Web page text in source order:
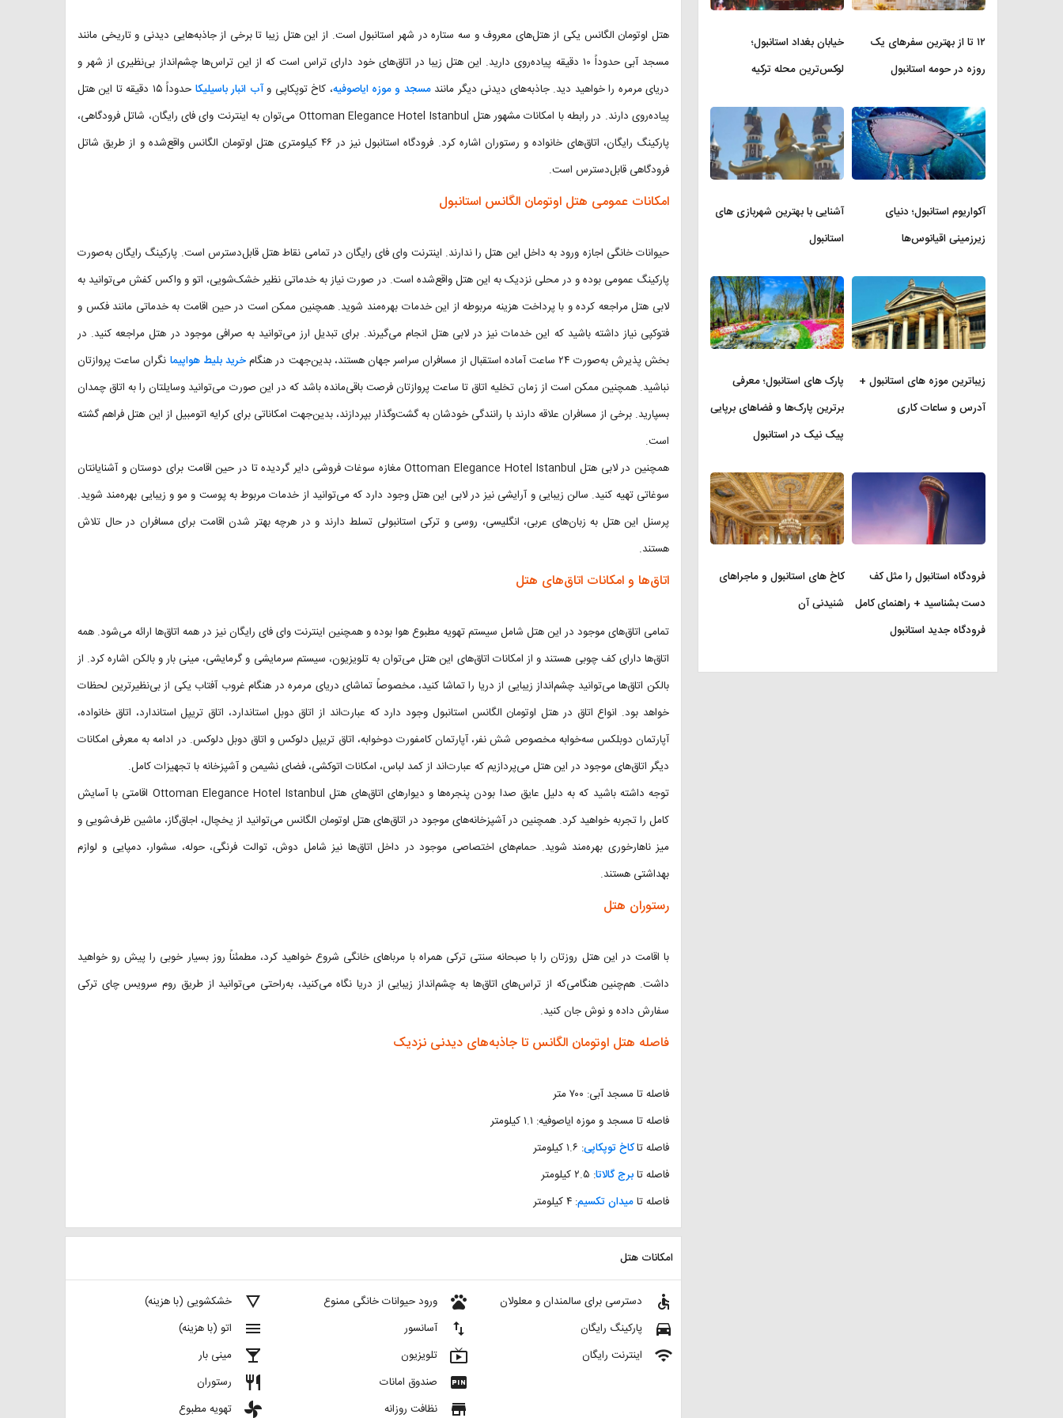
هتل اوتومان الگانس یکی از هتل‌های معروف و سه ستاره در شهر استانبول است. از این هتل زیبا تا برخی از جاذبه‌هایی دیدنی و تاریخی مانند
مسجد آبی حدوداً ۱۰ دقیقه پیاده‌روی دارید. این هتل زیبا در اتاق‌های خود دارای تراس است که از این تراس‌ها چشم‌انداز بی‌نظیری از شهر و
دریای مرمره را خواهید دید. جاذبه‌های دیدنی دیگر مانندمسجد و موزه ایاصوفیه، کاخ توپکاپی وآب انبار باسیلیکا
حدوداً ۱۵ دقیقه تا این هتل
پیاده‌روی دارند. در رابطه با امکانات مشهور هتل Ottoman Elegance Hotel Istanbul می‌توان به اینترنت وای فای رایگان، شاتل فرودگاهی،
پارکینگ رایگان، اتاق‌های خانواده و رستوران اشاره کرد. فرودگاه استانبول نیز در ۴۶ کیلومتری هتل اوتومان الگانس واقع‌شده و از طریق شاتل
فرودگاهی قابل‌دسترس است.
امکانات عمومی هتل اوتومان الگانس استانبول
حیوانات خانگی اجازه ورود به داخل این هتل را ندارند. اینترنت وای فای رایگان در تمامی نقاط هتل قابل‌دسترس است. پارکینگ رایگان به‌صورت
پارکینگ عمومی بوده و در محلی نزدیک به این هتل واقع‌شده است. در صورت نیاز به خدماتی نظیر خشک‌شویی، اتو و واکس کفش می‌توانید به
لابی هتل مراجعه کرده و با پرداخت هزینه مربوطه از این خدمات بهره‌مند شوید. همچنین ممکن است در حین اقامت به خدماتی مانند فکس و
فتوکپی نیاز داشته باشید که این خدمات نیز در لابی هتل انجام می‌گیرند. برای تبدیل ارز می‌توانید به صرافی موجود در هتل مراجعه کنید. در
بخش پذیرش به‌صورت ۲۴ ساعت آماده استقبال از مسافران سراسر جهان هستند، بدین‌جهت در هنگام
خرید بلیط هواپیما نگران ساعت پروازتان
نباشید. همچنین ممکن است از زمان تخلیه اتاق تا ساعت پروازتان فرصت باقی‌مانده باشد که در این صورت می‌توانید وسایلتان را به اتاق چمدان
بسپارید. برخی از مسافران علاقه دارند با رانندگی خودشان به گشت‌وگذار بپردازند، بدین‌جهت امکاناتی برای کرایه اتومبیل از این هتل فراهم گشته
است.
همچنین در لابی هتل Ottoman Elegance Hotel Istanbul مغازه سوغات فروشی دایر گردیده تا در حین اقامت برای دوستان و آشنایانتان
سوغاتی تهیه کنید. سالن زیبایی و آرایشی نیز در لابی این هتل وجود دارد که می‌توانید از خدمات مربوط به پوست و مو و زیبایی بهره‌مند شوید.
پرسنل این هتل به زبان‌های عربی، انگلیسی، روسی و ترکی استانبولی تسلط دارند و در هرچه بهتر شدن اقامت برای مسافران در حال تلاش
هستند.
اتاق‌ها و امکانات اتاق‌های هتل
تمامی اتاق‌های موجود در این هتل شامل سیستم تهویه مطبوع هوا بوده و همچنین اینترنت وای فای رایگان نیز در همه اتاق‌ها ارائه می‌شود. همه
اتاق‌ها دارای کف چوبی هستند و از امکانات اتاق‌های این هتل می‌توان به تلویزیون، سیستم سرمایشی و گرمایشی، مینی بار و بالکن اشاره کرد. از
بالکن اتاق‌ها می‌توانید چشم‌انداز زیبایی از دریا را تماشا کنید، مخصوصاً تماشای دریای مرمره در هنگام غروب آفتاب یکی از بی‌نظیرترین لحظات
خواهد بود. انواع اتاق در هتل اوتومان الگانس استانبول وجود دارد که عبارت‌اند از اتاق دوبل استاندارد، اتاق تریپل استاندارد، اتاق خانواده،
آپارتمان دوبلکس سه‌خوابه مخصوص شش نفر، آپارتمان کامفورت دوخوابه، اتاق تریپل دلوکس و اتاق دوبل دلوکس. در ادامه به معرفی امکانات
دیگر اتاق‌های موجود در این هتل می‌پردازیم که عبارت‌اند از کمد لباس، امکانات اتوکشی، فضای نشیمن و آشپزخانه با تجهیزات کامل.
توجه داشته باشید که به دلیل عایق صدا بودن پنجره‌ها و دیوارهای اتاق‌های هتل Ottoman Elegance Hotel Istanbul اقامتی با آسایش
کامل را تجربه خواهید کرد. همچنین در آشپزخانه‌های موجود در اتاق‌های هتل اوتومان الگانس می‌توانید از یخچال، اجاق‌گاز، ماشین ظرف‌شویی و
میز ناهارخوری بهره‌مند شوید. حمام‌های اختصاصی موجود در داخل اتاق‌ها نیز شامل دوش، توالت فرنگی، حوله، سشوار، دمپایی و لوازم
بهداشتی هستند.
رستوران هتل
با اقامت در این هتل روزتان را با صبحانه سنتی ترکی همراه با مرباهای خانگی شروع خواهید کرد، مطمئناً روز بسیار خوبی را پیش رو خواهید
داشت. هم‌چنین هنگامی‌که از تراس‌های اتاق‌ها به چشم‌انداز زیبایی از دریا نگاه می‌کنید، به‌راحتی می‌توانید از طریق روم سرویس چای ترکی
سفارش داده و نوش جان کنید.
فاصله هتل اوتومان الگانس تا جاذبه‌های دیدنی نزدیک
فاصله تا مسجد آبی: ۷۰۰ متر
فاصله تا مسجد و موزه ایاصوفیه: ۱.۱ کیلومتر
فاصله تاکاخ توپکاپی: ۱.۶ کیلومتر
فاصله تابرج گالاتا: ۲.۵ کیلومتر
فاصله تامیدان تکسیم: ۴ کیلومتر
امکانات هتل
details خشکشویی (با هزینه)
menu اتو (با هزینه)
local_bar مینی بار
restaurant رستوران
toys تهویه مطبوع
pets ورود حیوانات خانگی ممنوع
import_export آسانسور
live_tv تلویزیون
fiber_pin صندوق امانات
store نظافت روزانه
accessible دسترسی برای سالمندان و معلولان
directions_car پارکینگ رایگان
wifi اینترنت رایگان
۱۲ تا از بهترین سفرهای یک
روزه در حومه استانبول
خیابان بغداد استانبول؛
لوکس‌ترین محله ترکیه
آکواریوم استانبول؛ دنیای
زیرزمینی اقیانوس‌ها
آشنایی با بهترین شهربازی های
استانبول
زیباترین موزه‌ های استانبول +
آدرس و ساعات کاری
پارک های استانبول؛ معرفی
برترین پارک‌ها و فضاهای برپایی
پیک نیک در استانبول
فرودگاه استانبول را مثل کف
دست بشناسید + راهنمای کامل
فرودگاه جدید استانبول
کاخ های استانبول و ماجراهای
شنیدنی آن